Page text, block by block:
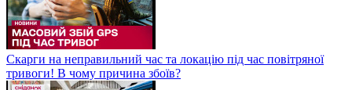
Скарги на неправильний час та локацію під час повітряної
тривоги! В чому причина збоїв?